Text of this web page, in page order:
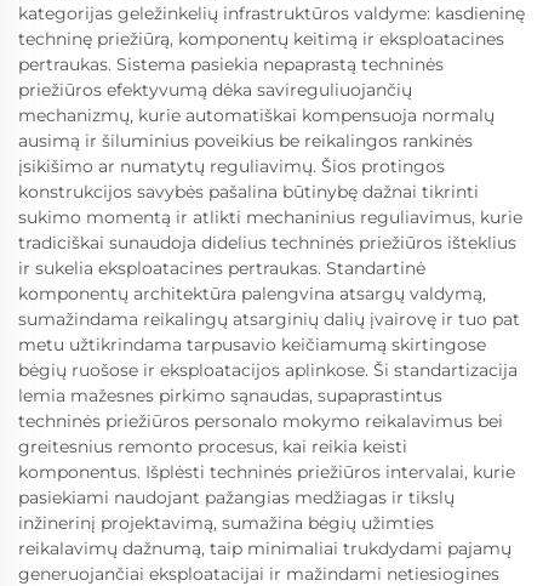
kategorijas geležinkelių infrastruktūros valdyme: kasdieninę
techninę priežiūrą, komponentų keitimą ir eksploatacines
pertraukas. Sistema pasiekia nepaprastą techninės
priežiūros efektyvumą dėka savireguliuojančių
mechanizmų, kurie automatiškai kompensuoja normalų
ausimą ir šiluminius poveikius be reikalingos rankinės
įsikišimo ar numatytų reguliavimų. Šios protingos
konstrukcijos savybės pašalina būtinybę dažnai tikrinti
sukimo momentą ir atlikti mechaninius reguliavimus, kurie
tradiciškai sunaudoja didelius techninės priežiūros išteklius
ir sukelia eksploatacines pertraukas. Standartinė
komponentų architektūra palengvina atsargų valdymą,
sumažindama reikalingų atsarginių dalių įvairovę ir tuo pat
metu užtikrindama tarpusavio keičiamumą skirtingose
bėgių ruošose ir eksploatacijos aplinkose. Ši standartizacija
lemia mažesnes pirkimo sąnaudas, supaprastintus
techninės priežiūros personalo mokymo reikalavimus bei
greitesnius remonto procesus, kai reikia keisti
komponentus. Išplėsti techninės priežiūros intervalai, kurie
pasiekiami naudojant pažangias medžiagas ir tikslų
inžinerinį projektavimą, sumažina bėgių užimties
reikalavimų dažnumą, taip minimaliai trukdydami pajamų
generuojančiai eksploatacijai ir mažindami netiesiogines